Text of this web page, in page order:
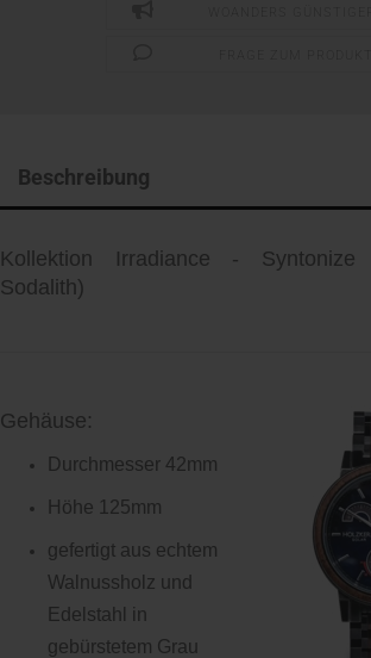
Beschreibung
Kollektion Irradiance - Syntonize
Sodalith)
Gehäuse:
Durchmesser 42mm
Höhe 125mm
gefertigt aus echtem
Walnussholz und
Edelstahl in
gebürstetem Grau